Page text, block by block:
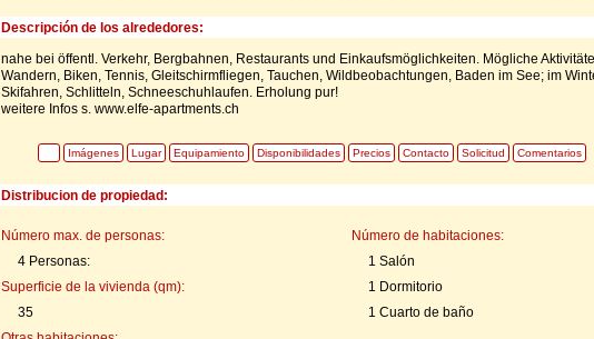
Descripción de los alrededores:
nahe bei öffentl. Verkehr, Bergbahnen, Restaurants und Einkaufsmöglichkeiten. Mögliche
Wandern, Biken, Tennis, Gleitschirmfliegen, Tauchen, Wildbeobachtungen, Baden im See; im
Skifahren, Schlitteln, Schneeschuhlaufen. Erholung pur!
weitere Infos s. www.elfe-apartments.ch
Imágenes Lugar Equipamiento Disponibilidades Precios Contacto Solicitud Comentarios
Distribucion de propiedad:
Número max. de personas:
4 Personas:
Superficie de la vivienda (qm):
35
Número de habitaciones:
1 Salón
1 Dormitorio
1 Cuarto de baño